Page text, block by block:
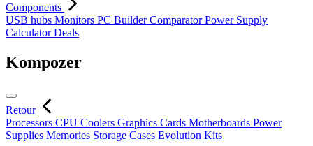
Components
USB hubs Monitors PC BuilderComparatorPower Supply
CalculatorDeals
Kompozer
Retour
Processors CPU Coolers Graphics Cards Motherboards Power
Supplies Memories Storage Cases Evolution Kits